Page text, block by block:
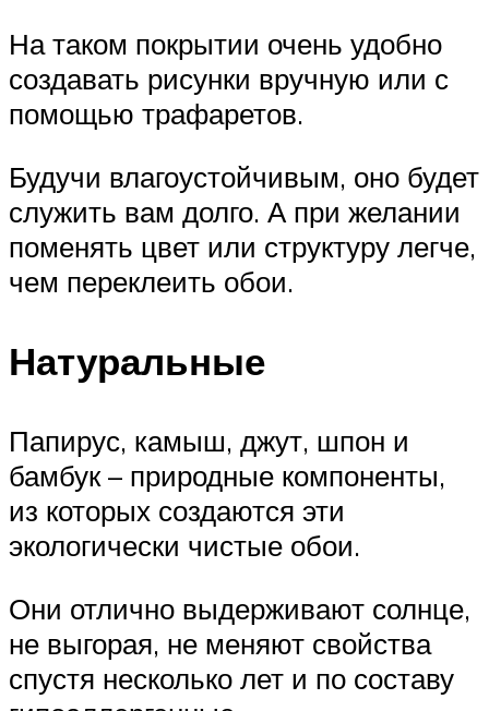
На таком покрытии очень удобно
создавать рисунки вручную или с
помощью трафаретов.
Будучи влагоустойчивым, оно будет
служить вам долго. А при желании
поменять цвет или структуру легче,
чем переклеить обои.
Натуральные
Папирус, камыш, джут, шпон и
бамбук – природные компоненты,
из которых создаются эти
экологически чистые обои.
Они отлично выдерживают солнце,
не выгорая, не меняют свойства
спустя несколько лет и по составу